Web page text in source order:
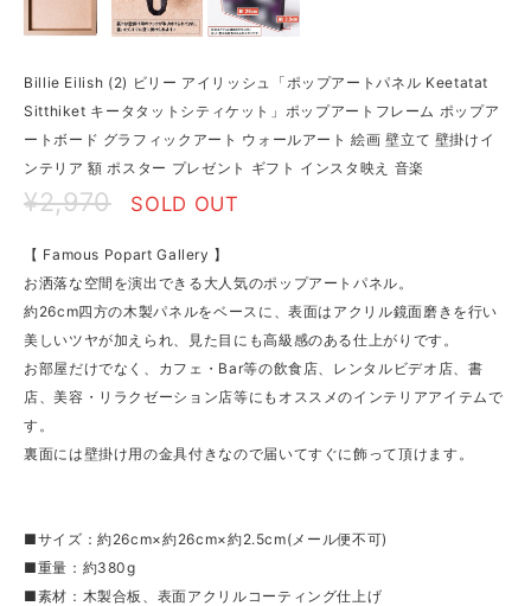
Billie Eilish (2) ビリー アイリッシュ「ポップアートパネル Keetatat
Sitthiket キータタットシティケット」ポップアートフレーム ポップア
ートボード グラフィックアート ウォールアート 絵画 壁立て 壁掛けイ
ンテリア 額 ポスター プレゼント ギフト インスタ映え 音楽
¥2,970 SOLD OUT
【 Famous Popart Gallery 】
お洒落な空間を演出できる大人気のポップアートパネル。
約26cm四方の木製パネルをベースに、表面はアクリル鏡面磨きを行い
美しいツヤが加えられ、見た目にも高級感のある仕上がりです。
お部屋だけでなく、カフェ・Bar等の飲食店、レンタルビデオ店、書
店、美容・リラクゼーション店等にもオススメのインテリアアイテムで
す。
裏面には壁掛け用の金具付きなので届いてすぐに飾って頂けます。
■サイズ：約26cm×約26cm×約2.5cm(メール便不可)
■重量：約380g
■素材：木製合板、表面アクリルコーティング仕上げ